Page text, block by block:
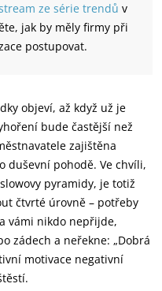
ze série trendů v
jak by měly firmy při
postupovat.
objeví, až když už je
bude častější než
zajištěna
duševní pohodě. Ve chvíli,
pyramidy, je totiž
čtvrté úrovně – potřeby
vámi nikdo nepřijde,
zádech a neřekne: „Dobrá
motivace negativní